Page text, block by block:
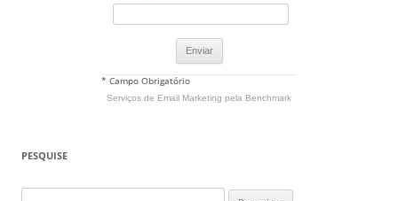
* Campo Obrigatório
Serviços de Email Marketing pela Benchmark
PESQUISE